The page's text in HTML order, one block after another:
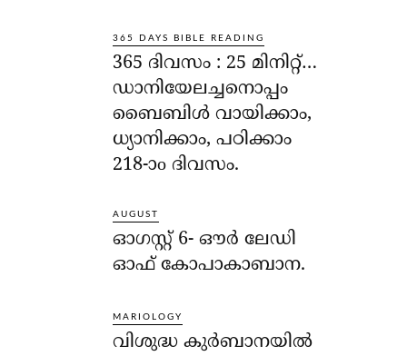
365 DAYS BIBLE READING
365 ദിവസം : 25 മിനിറ്റ്…
ഡാനിയേലച്ചനൊപ്പം
ബൈബിൾ വായിക്കാം,
ധ്യാനിക്കാം, പഠിക്കാം
218-ാo ദിവസം.
AUGUST
ഓഗസ്റ്റ് 6- ഔര്‍ ലേഡി
ഓഫ് കോപാകാബാന.
MARIOLOGY
വിശുദ്ധ കുര്‍ബാനയില്‍